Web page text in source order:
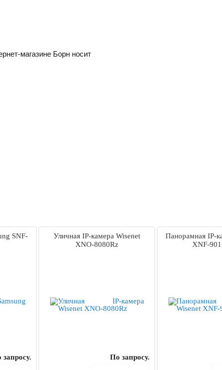
магазине Борн носит
SNF-
запросу.
Уличная IP-камера Wisenet
XNO-8080Rz
По запросу.
Панорамная IP-
XNF-